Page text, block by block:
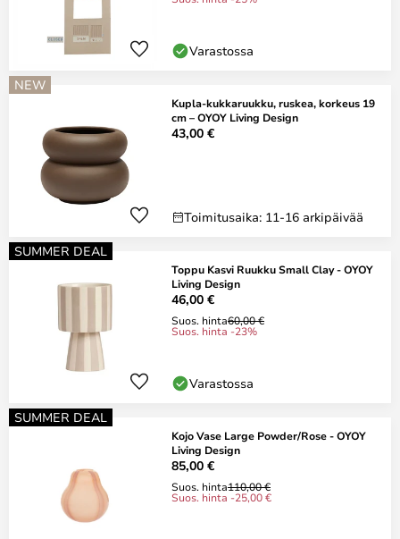
Varastossa
NEW
Kupla-kukkaruukku, ruskea, korkeus 19
cm – OYOY Living Design
43,00 €
Toimitusaika: 11-16 arkipäivää
SUMMER DEAL
Toppu Kasvi Ruukku Small Clay - OYOY
Living Design
46,00 €
Suos. hinta60,00 €
Suos. hinta -23%
Varastossa
SUMMER DEAL
Kojo Vase Large Powder/Rose - OYOY
Living Design
85,00 €
Suos. hinta110,00 €
Suos. hinta -25,00 €